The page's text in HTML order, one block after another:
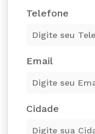
Telefone
Email
Cidade